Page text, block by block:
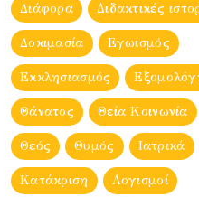
Διάφορα Διδακτικές
Δοκιμασία Εγωισμός
Εκκλησιασμός
Θάνατος Θεία Κοινωνία
Θεός Θυμός Ιατρικά
Κατάκριση Λογισμοί